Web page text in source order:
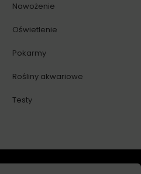
Nawożenie
Oświetlenie
Pokarmy
Rośliny akwariowe
Testy